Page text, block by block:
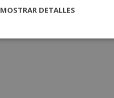
MOSTRAR DETALLES